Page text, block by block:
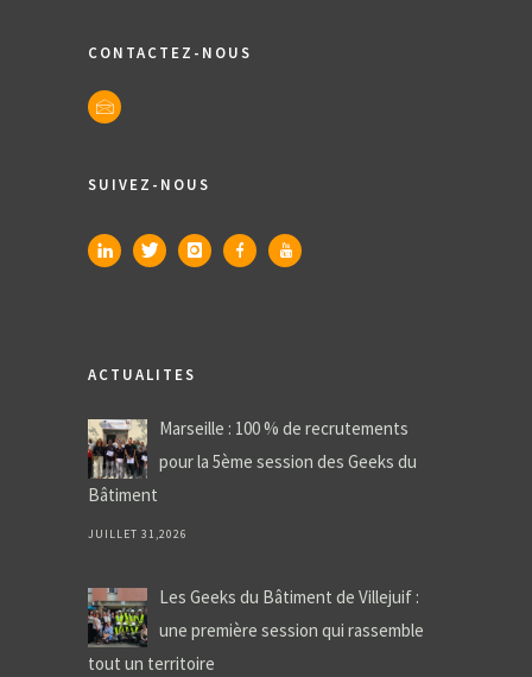
CONTACTEZ-NOUS
SUIVEZ-NOUS
ACTUALITES
Marseille : 100 % de recrutements
pour la 5ème session des Geeks du
Bâtiment
JUILLET 31,2026
Les Geeks du Bâtiment de Villejuif :
une première session qui rassemble
tout un territoire